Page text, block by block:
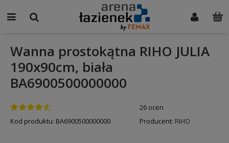
Wanna prostokątna RIHO JULIA
190x90cm, biała
BA6900500000000
26 ocen
Kod produktu: BA6900500000000 Producent: RIHO